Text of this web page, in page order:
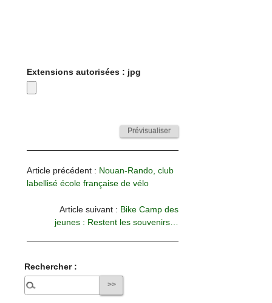
Extensions autorisées : jpg
Article précédent : Nouan-Rando, club
labellisé école française de vélo
Article suivant : Bike Camp des
jeunes : Restent les souvenirs…
Rechercher :